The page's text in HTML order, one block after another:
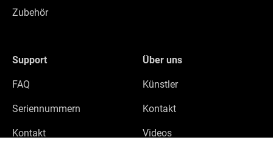
Zubehör
Support
FAQ
Seriennummern
Kontakt
Über uns
Künstler
Kontakt
Videos